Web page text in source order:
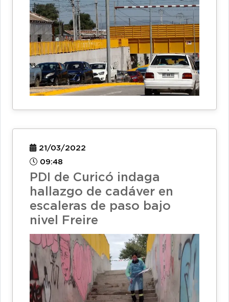
21/03/2022
09:48
PDI de Curicó indaga
hallazgo de cadáver en
escaleras de paso bajo
nivel Freire